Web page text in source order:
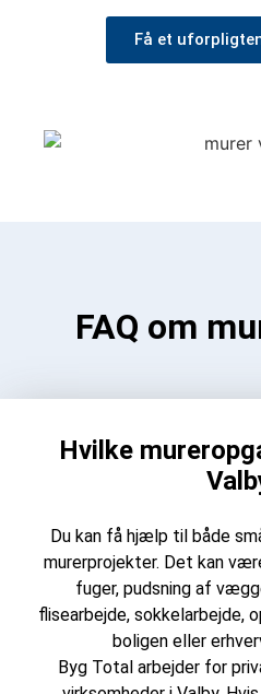
Få et
FAQ om
Hvilke
Du kan få hjælp til både
murerprojekter. Det kan
fuger, pudsning af
flisearbejde, sokkelarbejde,
boligen eller
Byg Total arbejder for